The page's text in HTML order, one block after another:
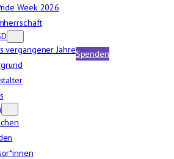
Week 2026
vergangener JahreSpenden